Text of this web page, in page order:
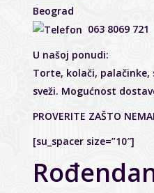
Beograd
063 8069 721
U našoj ponudi:
Torte, kolači, palačinke,
sveži. Mogućnost
PROVERITE ZAŠTO
[su_spacer size=”10″]